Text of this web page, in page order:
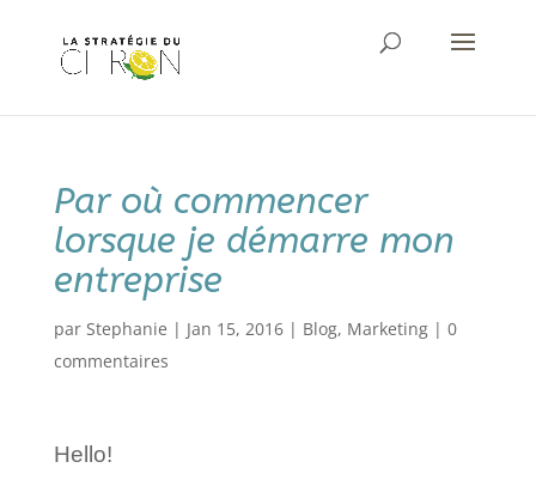
Par où commencer
lorsque je démarre mon
entreprise
par Stephanie | Jan 15, 2016| Blog, Marketing| 0
commentaires
Hello!